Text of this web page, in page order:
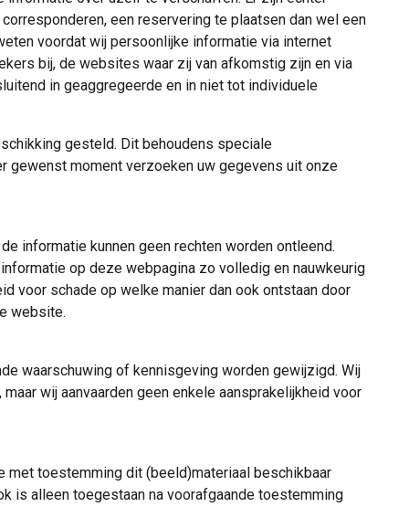
een reservering te plaatsen dan wel een
voordat wij persoonlijke informatie via internet
bij, de websites waar zij van afkomstig zijn en via
in geaggregeerde en in niet tot individuele
gesteld. Dit behoudens speciale
gewenst moment verzoeken uw gegevens uit onze
informatie kunnen geen rechten worden ontleend.
op deze webpagina zo volledig en nauwkeurig
voor schade op welke manier dan ook ontstaan door
website.
waarschuwing of kennisgeving worden gewijzigd. Wij
wij aanvaarden geen enkele aansprakelijkheid voor
toestemming dit (beeld)materiaal beschikbaar
is alleen toegestaan na voorafgaande toestemming